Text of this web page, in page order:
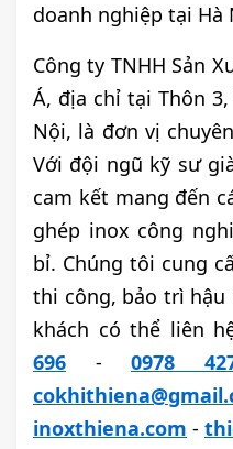
doanh nghiệp tại Hà
Công ty TNHH Sản
Á, địa chỉ tại Thôn 3,
Nội, là đơn vị
Với đội ngũ kỹ sư
cam kết mang đến
ghép inox công
bỉ. Chúng tôi cung
thi công, bảo trì hậu
khách có thể liên
696 - 0978
inoxthiena.com -